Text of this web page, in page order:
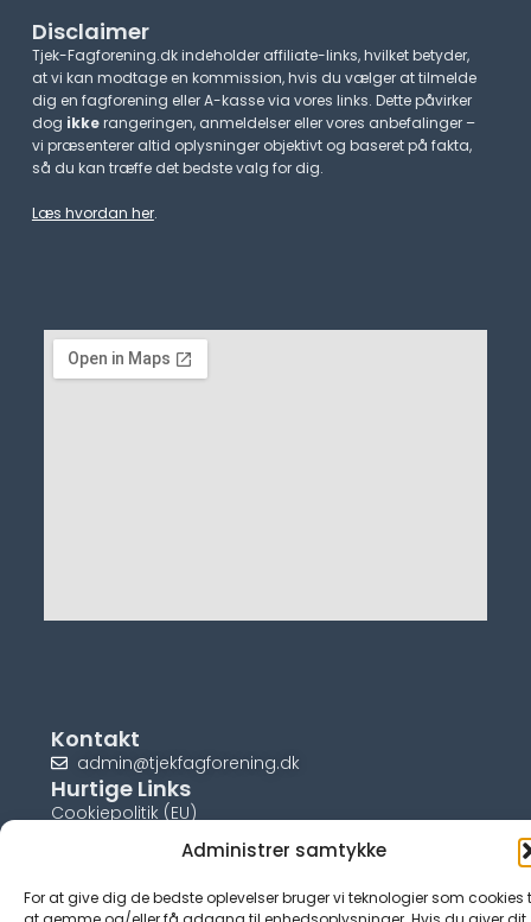
Administrer samtykke
For at give dig de bedste oplevelser bruger vi teknologier som cookies
Disclaimer
Tjek-Fagforening.dk indeholder affiliate-links, hvilket betyder,
at vi kan modtage en kommission, hvis du vælger at tilmelde
dig en fagforening eller A-kasse via vores links. Dette påvirker
dog ikkerangeringen, anmeldelser eller vores anbefalinger –
vi præsenterer altid oplysninger objektivt og baseret på fakta,
så du kan træffe det bedste valg for dig.
Læs hvordan her.
Kontakt
admin@tjekfagforening.dk
Hurtige Links
Cookiepolitik (EU)